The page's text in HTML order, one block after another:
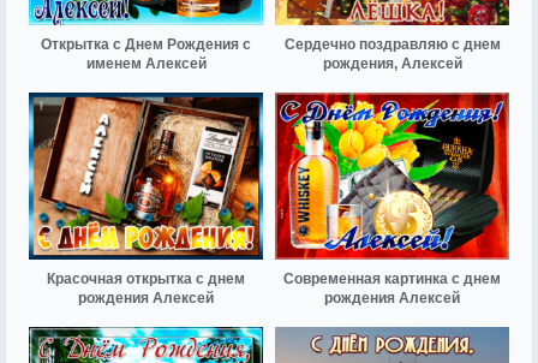
Открытка с Днем Рождения с
именем Алексей
Сердечно поздравляю с днем
рождения, Алексей
Красочная открытка с днем
рождения Алексей
Современная картинка с днем
рождения Алексей